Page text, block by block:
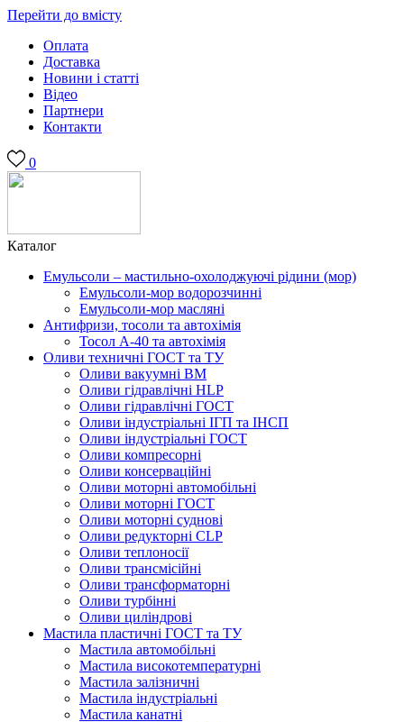
Перейти до вмісту
Оплата
Доставка
Новини і статті
Відео
Партнери
Контакти
0
Каталог
Емульсоли – мастильно-охолоджуючі рідини (мор)
Емульсоли-мор водорозчинні
Емульсоли-мор масляні
Антифризи, тосоли та автохімія
Тосол А-40 та автохімія
Оливи техничні ГОСТ та ТУ
Оливи вакуумні ВМ
Оливи гідравлічні HLP
Оливи гідравлічні ГОСТ
Оливи індустріальні ІГП та ІНСП
Оливи індустріальні ГОСТ
Оливи компресорні
Оливи консерваційні
Оливи моторні автомобільні
Оливи моторні ГОСТ
Оливи моторні суднові
Оливи редукторні CLP
Оливи теплоносії
Оливи трансмісійні
Оливи трансформаторні
Оливи турбінні
Оливи циліндрові
Мастила пластичні ГОСТ та ТУ
Мастила автомобільні
Мастила високотемпературні
Мастила залізничні
Мастила індустріальні
Мастила канатні